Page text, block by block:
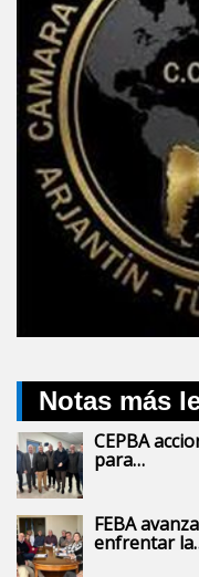
Notas más
CEPBA
para…
FEBA
enfrentar